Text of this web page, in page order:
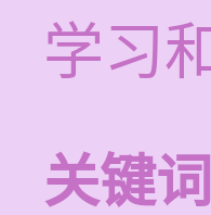
学习
关键词